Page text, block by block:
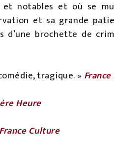
et notables et où se
et sa grande
d’une brochette de
tragique. »
Heure
France Culture